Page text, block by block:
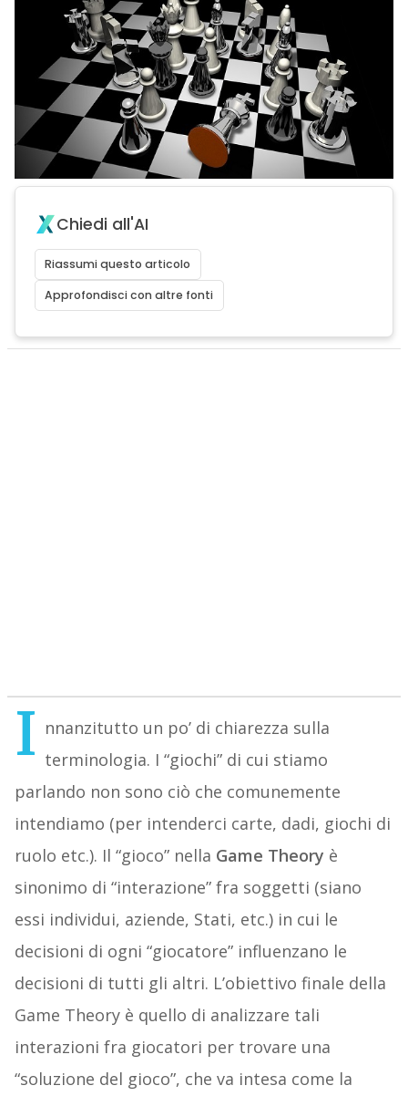
Chiedi all'AI
Riassumi questo articolo
Approfondisci con altre fonti
I nnanzitutto un po’ di chiarezza sulla
terminologia. I “giochi” di cui stiamo
parlando non sono ciò che comunemente
intendiamo (per intenderci carte, dadi, giochi di
ruolo etc.). Il “gioco” nella Game Theory è
sinonimo di “interazione” fra soggetti (siano
essi individui, aziende, Stati, etc.) in cui le
decisioni di ogni “giocatore” influenzano le
decisioni di tutti gli altri. L’obiettivo finale della
Game Theory è quello di analizzare tali
interazioni fra giocatori per trovare una
“soluzione del gioco”, che va intesa come la